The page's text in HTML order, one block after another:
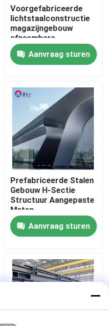
Voorgefabriceerde
lichtstaalconstructie
magazijngebouw
afneembare
waterdicht
Aanvraag sturen
Prefabriceerde Stalen
Gebouw H-Sectie
Structuur Aangepaste
Maten
Aanvraag sturen